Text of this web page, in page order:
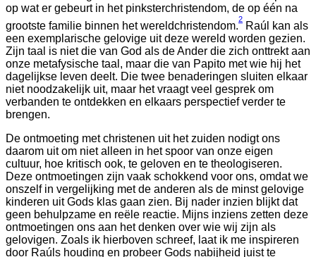
op wat er gebeurt in het pinksterchristendom, de op één na
grootste familie binnen het wereldchristendom.
2
Raúl kan als
een exemplarische gelovige uit deze wereld worden gezien.
Zijn taal is niet die van God als de Ander die zich onttrekt aan
onze metafysische taal, maar die van Papito met wie hij het
dagelijkse leven deelt. Die twee benaderingen sluiten elkaar
niet noodzakelijk uit, maar het vraagt veel gesprek om
verbanden te ontdekken en elkaars perspectief verder te
brengen.
De ontmoeting met christenen uit het zuiden nodigt ons
daarom uit om niet alleen in het spoor van onze eigen
cultuur, hoe kritisch ook, te geloven en te theologiseren.
Deze ontmoetingen zijn vaak schokkend voor ons, omdat we
onszelf in vergelijking met de anderen als de minst gelovige
kinderen uit Gods klas gaan zien. Bij nader inzien blijkt dat
geen behulpzame en reële reactie. Mijns inziens zetten deze
ontmoetingen ons aan het denken over wie wij zijn als
gelovigen. Zoals ik hierboven schreef, laat ik me inspireren
door Raúls houding en probeer Gods nabijheid juist te